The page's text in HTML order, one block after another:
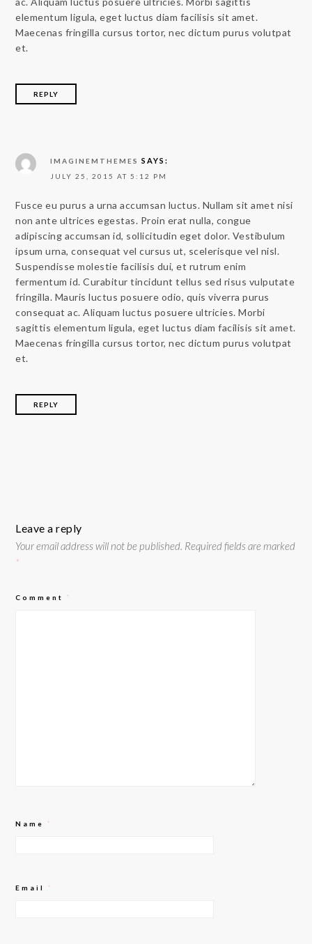
elementum ligula, eget luctus diam facilisis sit amet.
Maecenas fringilla cursus tortor, nec dictum purus volutpat
et.
REPLY
IMAGINEMTHEMES SAYS:
JULY 25, 2015 AT 5:12 PM
Fusce eu purus a urna accumsan luctus. Nullam sit amet nisi
non ante ultrices egestas. Proin erat nulla, congue
adipiscing accumsan id, sollicitudin eget dolor. Vestibulum
ipsum urna, consequat vel cursus ut, scelerisque vel nisl.
Suspendisse molestie facilisis dui, et rutrum enim
fermentum id. Curabitur tincidunt tellus sed risus vulputate
fringilla. Mauris luctus posuere odio, quis viverra purus
consequat ac. Aliquam luctus posuere ultricies. Morbi
sagittis elementum ligula, eget luctus diam facilisis sit amet.
Maecenas fringilla cursus tortor, nec dictum purus volutpat
et.
REPLY
Leave a reply
Your email address will not be published. Required fields are marked
*
Comment *
Name *
Email *